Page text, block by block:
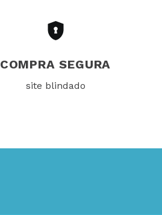
COMPRA SEGURA
site blindado